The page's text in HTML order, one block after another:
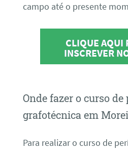
campo até o presente
CLIQUE AQUI
INSCREVER
Onde fazer o curso de
grafotécnica em
Para realizar o curso de